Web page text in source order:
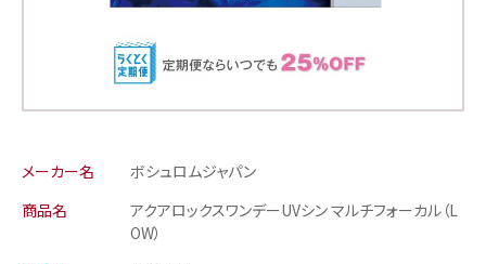
メーカー名
ボシュロムジャパン
商品名
アクアロックスワンデーUVシン マルチフォーカル（L
OW）